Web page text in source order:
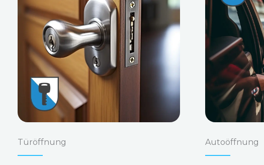
Türöffnung Autoöffnung